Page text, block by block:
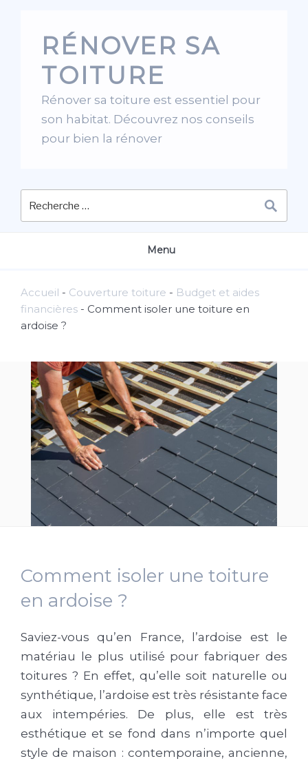
RÉNOVER SA
TOITURE
Rénover sa toiture est essentiel pour
son habitat. Découvrez nos conseils
pour bien la rénover
Menu
Accueil - Couverture toiture - Budget et aides
financières - Comment isoler une toiture en
ardoise ?
Comment isoler une toiture
en ardoise ?
Saviez-vous qu’en France, l’ardoise est le
matériau le plus utilisé pour fabriquer des
toitures ? En effet, qu’elle soit naturelle ou
synthétique, l’ardoise est très résistante face
aux intempéries. De plus, elle est très
esthétique et se fond dans n’importe quel
style de maison : contemporaine, ancienne,